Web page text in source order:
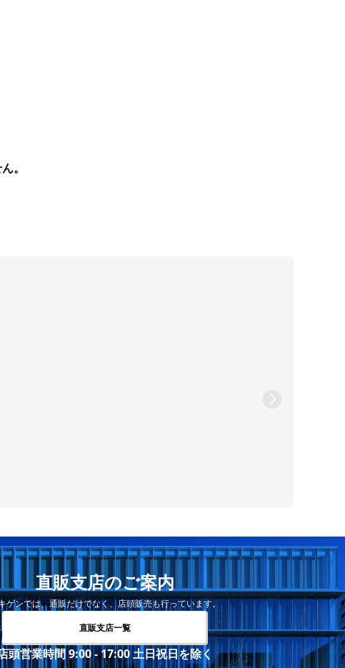
。
直販支店のご案内
ゲンでは、通販だけでなく、店頭販売も行っています。
直販支店一覧
頭営業時間 9:00 - 17:00 土日祝日を除く